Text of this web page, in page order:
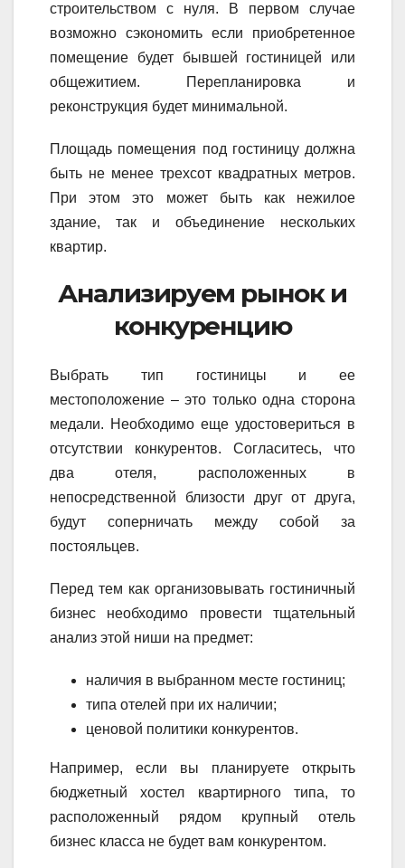
строительством с нуля. В первом случае
возможно сэкономить если приобретенное
помещение будет бывшей гостиницей или
общежитием. Перепланировка и
реконструкция будет минимальной.
Площадь помещения под гостиницу должна
быть не менее трехсот квадратных метров.
При этом это может быть как нежилое
здание, так и объединение нескольких
квартир.
Анализируем рынок и
конкуренцию
Выбрать тип гостиницы и ее
местоположение – это только одна сторона
медали. Необходимо еще удостовериться в
отсутствии конкурентов. Согласитесь, что
два отеля, расположенных в
непосредственной близости друг от друга,
будут соперничать между собой за
постояльцев.
Перед тем как организовывать гостиничный
бизнес необходимо провести тщательный
анализ этой ниши на предмет:
наличия в выбранном месте гостиниц;
типа отелей при их наличии;
ценовой политики конкурентов.
Например, если вы планируете открыть
бюджетный хостел квартирного типа, то
расположенный рядом крупный отель
бизнес класса не будет вам конкурентом.